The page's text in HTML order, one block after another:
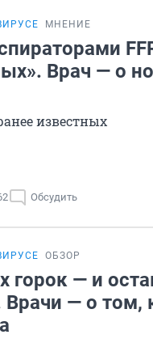
МНЕНИЕ
Врач — о
известных
Обсудить
ОБЗОР
горок — и
— о том,